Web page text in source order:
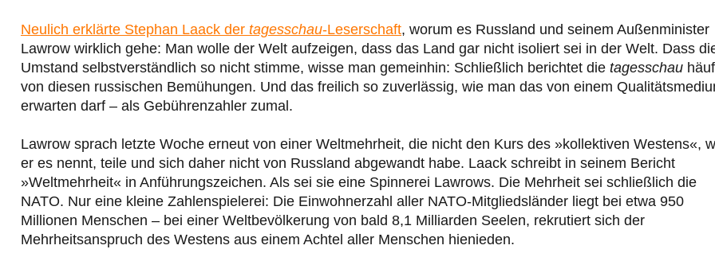
Neulich erklärte Stephan Laack der tagesschau-Leserschaft, worum es Russland und seinem Außenminister
Lawrow wirklich gehe: Man wolle der Welt aufzeigen, dass das Land gar nicht isoliert sei in der Welt. Dass
Umstand selbstverständlich so nicht stimme, wisse man gemeinhin: Schließlich berichtet die tagesschau
von diesen russischen Bemühungen. Und das freilich so zuverlässig, wie man das von einem
erwarten darf – als Gebührenzahler zumal.
Lawrow sprach letzte Woche erneut von einer Weltmehrheit, die nicht den Kurs des »kollektiven Westens«,
er es nennt, teile und sich daher nicht von Russland abgewandt habe. Laack schreibt in seinem Bericht
»Weltmehrheit« in Anführungszeichen. Als sei sie eine Spinnerei Lawrows. Die Mehrheit sei schließlich die
NATO. Nur eine kleine Zahlenspielerei: Die Einwohnerzahl aller NATO-Mitgliedsländer liegt bei etwa 950
Millionen Menschen – bei einer Weltbevölkerung von bald 8,1 Milliarden Seelen, rekrutiert sich der
Mehrheitsanspruch des Westens aus einem Achtel aller Menschen hienieden.